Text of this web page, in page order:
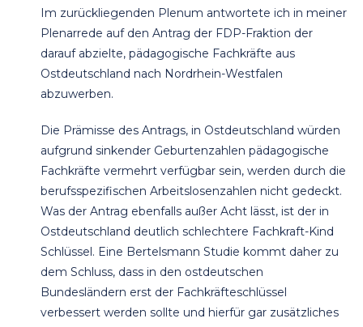
Im zurückliegenden Plenum antwortete ich in meiner
Plenarrede auf den Antrag der FDP-Fraktion der
darauf abzielte, pädagogische Fachkräfte aus
Ostdeutschland nach Nordrhein-Westfalen
abzuwerben.
Die Prämisse des Antrags, in Ostdeutschland würden
aufgrund sinkender Geburtenzahlen pädagogische
Fachkräfte vermehrt verfügbar sein, werden durch die
berufsspezifischen Arbeitslosenzahlen nicht gedeckt.
Was der Antrag ebenfalls außer Acht lässt, ist der in
Ostdeutschland deutlich schlechtere Fachkraft-Kind
Schlüssel. Eine Bertelsmann Studie kommt daher zu
dem Schluss, dass in den ostdeutschen
Bundesländern erst der Fachkräfteschlüssel
verbessert werden sollte und hierfür gar zusätzliches